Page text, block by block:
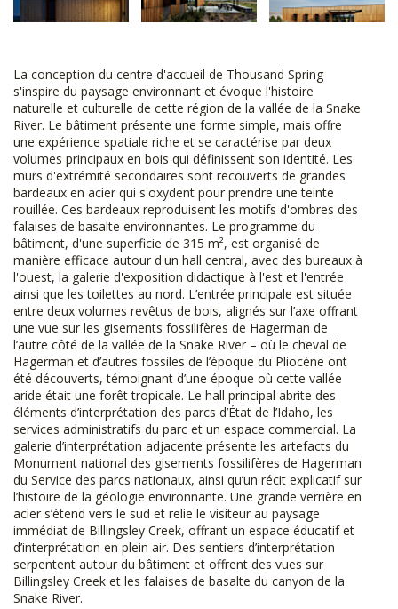
La conception du centre d'accueil de Thousand Spring
s'inspire du paysage environnant et évoque l'histoire
naturelle et culturelle de cette région de la vallée de la Snake
River. Le bâtiment présente une forme simple, mais offre
une expérience spatiale riche et se caractérise par deux
volumes principaux en bois qui définissent son identité. Les
murs d'extrémité secondaires sont recouverts de grandes
bardeaux en acier qui s'oxydent pour prendre une teinte
rouillée. Ces bardeaux reproduisent les motifs d'ombres des
falaises de basalte environnantes. Le programme du
bâtiment, d'une superficie de 315 m², est organisé de
manière efficace autour d'un hall central, avec des bureaux à
l'ouest, la galerie d'exposition didactique à l'est et l'entrée
ainsi que les toilettes au nord. L’entrée principale est située
entre deux volumes revêtus de bois, alignés sur l’axe offrant
une vue sur les gisements fossilifères de Hagerman de
l’autre côté de la vallée de la Snake River – où le cheval de
Hagerman et d’autres fossiles de l’époque du Pliocène ont
été découverts, témoignant d’une époque où cette vallée
aride était une forêt tropicale. Le hall principal abrite des
éléments d’interprétation des parcs d’État de l’Idaho, les
services administratifs du parc et un espace commercial. La
galerie d’interprétation adjacente présente les artefacts du
Monument national des gisements fossilifères de Hagerman
du Service des parcs nationaux, ainsi qu’un récit explicatif sur
l’histoire de la géologie environnante. Une grande verrière en
acier s’étend vers le sud et relie le visiteur au paysage
immédiat de Billingsley Creek, offrant un espace éducatif et
d’interprétation en plein air. Des sentiers d’interprétation
serpentent autour du bâtiment et offrent des vues sur
Billingsley Creek et les falaises de basalte du canyon de la
Snake River.